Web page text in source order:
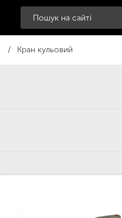
Кран кульовий